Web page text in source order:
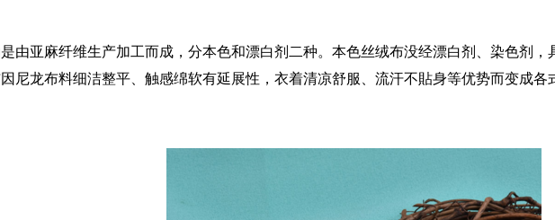
由亚麻纤维生产加工而成，分本色和漂白剂二种。本色丝绒布没经漂白剂、染色剂
尼龙布料细洁整平、触感绵软有延展性，衣着清凉舒服、流汗不貼身等优势而变成各